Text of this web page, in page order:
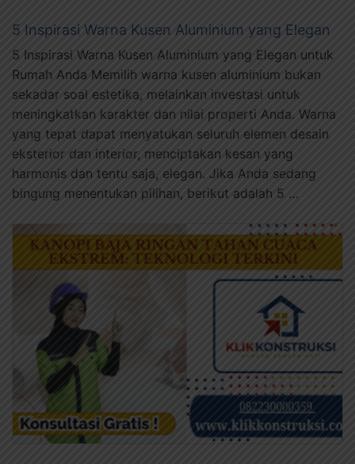
5 Inspirasi Warna Kusen Aluminium yang Elegan
5 Inspirasi Warna Kusen Aluminium yang Elegan untuk
Rumah Anda Memilih warna kusen aluminium bukan
sekadar soal estetika, melainkan investasi untuk
meningkatkan karakter dan nilai properti Anda. Warna
yang tepat dapat menyatukan seluruh elemen desain
eksterior dan interior, menciptakan kesan yang
harmonis dan tentu saja, elegan. Jika Anda sedang
bingung menentukan pilihan, berikut adalah 5 …